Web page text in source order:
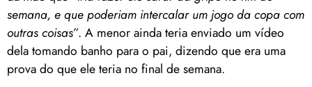
semana, e que poderiam intercalar um jogo da copa com
outras coisas”. A menor ainda teria enviado um vídeo
dela tomando banho para o pai, dizendo que era uma
prova do que ele teria no final de semana.